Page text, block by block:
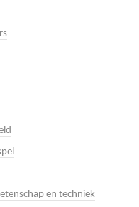
en techniek